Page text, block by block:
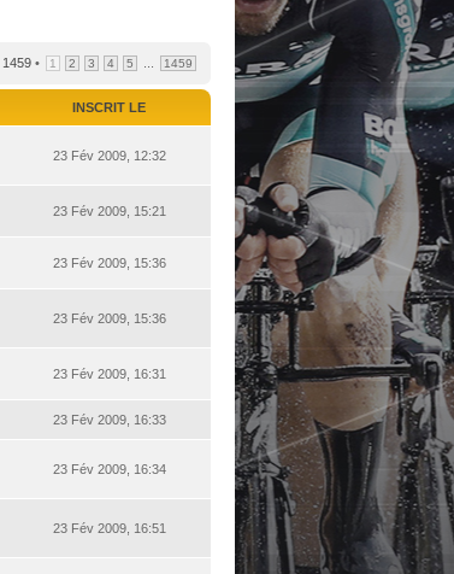
1459 • 1 2 3 4 5 1459
INSCRIT LE
23 Fév 2009, 12:32
23 Fév 2009, 15:21
23 Fév 2009, 15:36
23 Fév 2009, 15:36
23 Fév 2009, 16:31
23 Fév 2009, 16:33
23 Fév 2009, 16:34
23 Fév 2009, 16:51